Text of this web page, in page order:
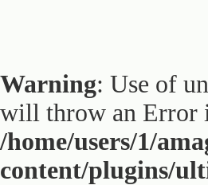
Warning: Use of
will throw an Error
/home/users/1/
content/plugins/